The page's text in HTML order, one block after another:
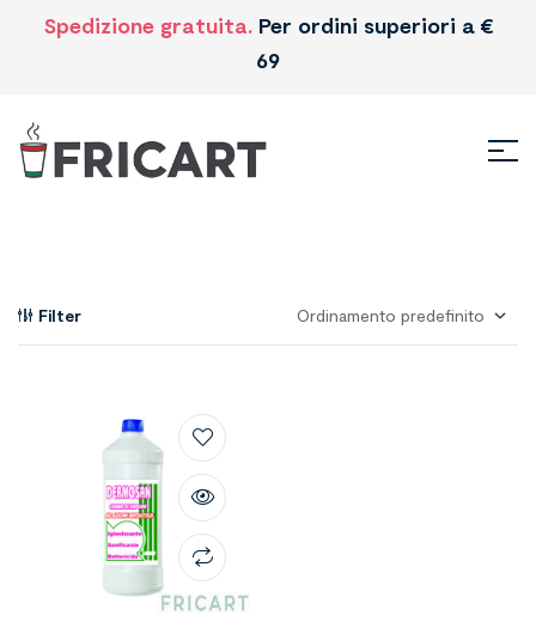
Spedizione gratuita. Per ordini superiori a €
69
Filter